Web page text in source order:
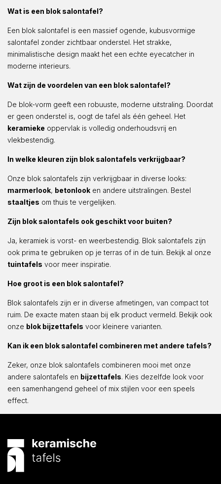
Wat is een blok salontafel?
Een blok salontafel is een massief ogende, kubusvormige
salontafel zonder zichtbaar onderstel. Het strakke,
minimalistische design maakt het een echte eyecatcher in
moderne interieurs.
Wat zijn de voordelen van een blok salontafel?
De blok-vorm geeft een robuuste, moderne uitstraling. Doordat
er geen onderstel is, oogt de tafel als één geheel. Het
keramieke oppervlak is volledig onderhoudsvrij en
vlekbestendig.
In welke kleuren zijn blok salontafels verkrijgbaar?
Onze blok salontafels zijn verkrijgbaar in diverse looks:
marmerlook, betonlook en andere uitstralingen. Bestel
staaltjes om thuis te vergelijken.
Zijn blok salontafels ook geschikt voor buiten?
Ja, keramiek is vorst- en weerbestendig. Blok salontafels zijn
ook prima te gebruiken op je terras of in de tuin. Bekijk al onze
tuintafels voor meer inspiratie.
Hoe groot is een blok salontafel?
Blok salontafels zijn er in diverse afmetingen, van compact tot
ruim. De exacte maten staan bij elk product vermeld. Bekijk ook
onze blok bijzettafels voor kleinere varianten.
Kan ik een blok salontafel combineren met andere tafels?
Zeker, onze blok salontafels combineren mooi met onze
andere salontafels en bijzettafels. Kies dezelfde look voor
een samenhangend geheel of mix stijlen voor een speels
effect.